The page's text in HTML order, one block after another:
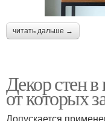
читать дальше →
Декор стен
от которых